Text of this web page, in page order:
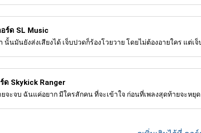
ร์ด SL Music
นั้นมันยังส่งเสียงได้ เจ็บปวดก็ร้องโวยวาย โดยไม่ต้องอายใคร แต่
ด Skykick Ranger
จะจบ ฉันแค่อยาก มีใครสักคน ที่จะเข้าใจ ก่อนที่เพลงสุดท้ายจะหยุ